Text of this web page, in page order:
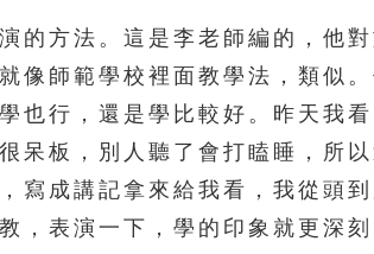
方法。這是李老師編的，他對
像師範學校裡面教學法，類似
也行，還是學比較好。昨天我
呆板，別人聽了會打瞌睡，所
寫成講記拿來給我看，我從頭
，表演一下，學的印象就更深刻